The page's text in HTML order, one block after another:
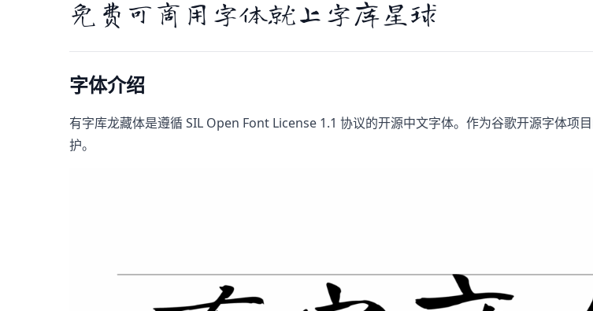
免费可商用字体就上字库星球
字体介绍
有字库龙藏体​是遵循 SIL Open Font License 1.1 协议的开源中文字体。作为谷歌开源字体项
护。